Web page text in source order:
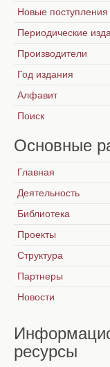
Новые поступления
Периодические
Производители
Год издания
Алфавит
Поиск
Основные
Главная
Деятельность
Библиотека
Проекты
Структура
Партнеры
Новости
ресурсы